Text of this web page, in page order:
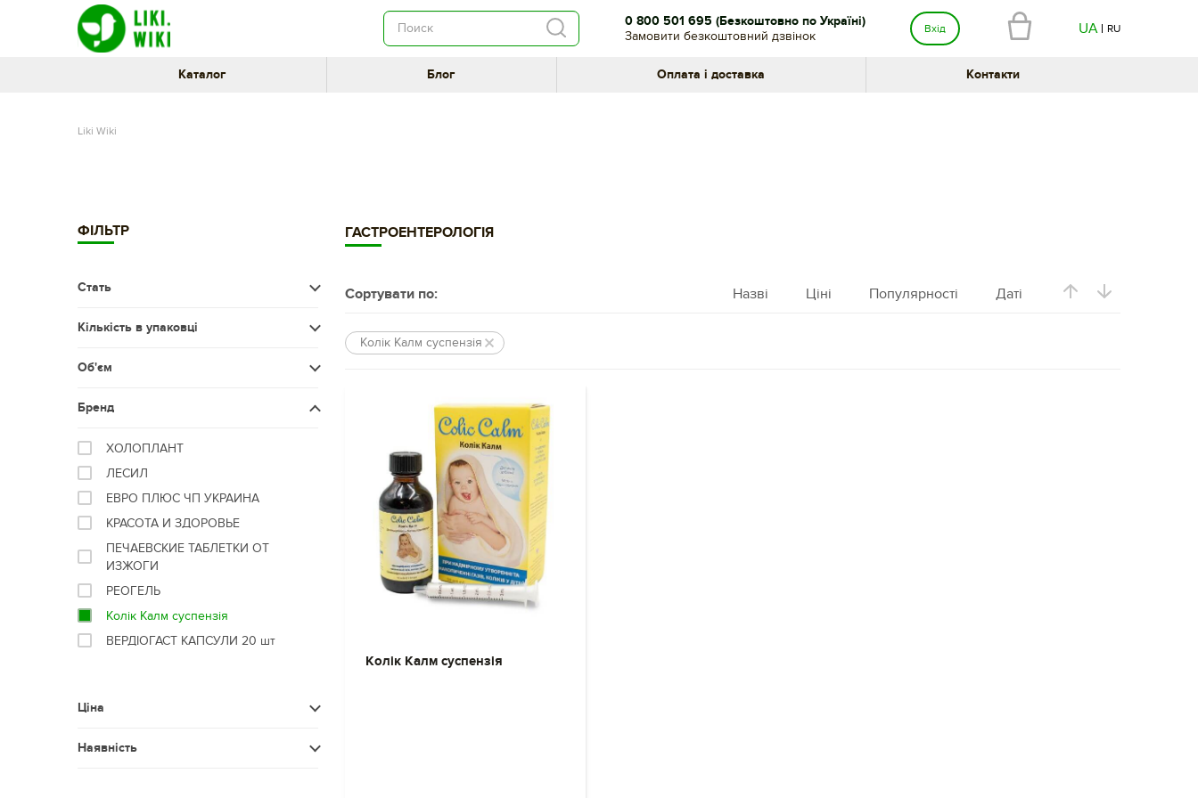
0 800 501 695 (Безкоштовно по Україні)
Замовити безкоштовний дзвінок
Вхід UA RU
Каталог Блог Оплата і доставка Контакти
Liki Wiki
ФІЛЬТР
Стать
Чоловіча
Діти
Кількість в упаковці
Більше 60 шт.
Об'єм
100-200 мл
200-500 мл
Більше 500 мл
Бренд
ХОЛОПЛАНТ
ЛЕСИЛ
ЕВРО ПЛЮС ЧП УКРАИНА
КРАСОТА И ЗДОРОВЬЕ
ПЕЧАЕВСКИЕ ТАБЛЕТКИ ОТ
ИЗЖОГИ
РЕОГЕЛЬ
Колік Калм суспензія
ВЕРДІОГАСТ КАПСУЛИ 20 шт
Ціна
Менше 50
Наявність
ГАСТРОЕНТЕРОЛОГІЯ
Сортувати по: Назві Ціні Популярності Даті
Колік Калм суспензія
Колік Калм суспензія